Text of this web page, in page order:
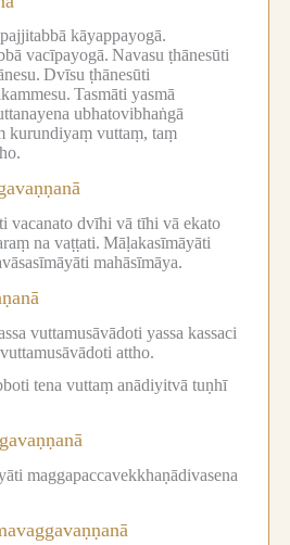
kāyappayogā.
vacīpayogā. Navasu ṭhānesūti
Dvīsu ṭhānesūti
Tasmāti yasmā
ubhatovibhaṅgā
kurundiyaṃ vuttaṃ, taṃ
vacanato dvīhi vā tīhi vā ekato
na vaṭṭati. Māḷakasīmāyāti
mahāsīmāya.
vuttamusāvādoti yassa kassaci
attho.
tena vuttaṃ anādiyitvā tuṇhī
maggapaccavekkhaṇādivasena